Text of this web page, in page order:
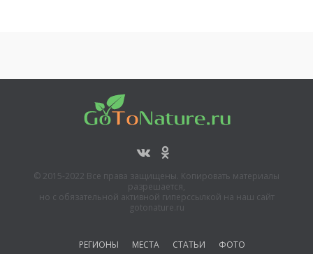
© 2015-2022 Все права защищены. Копировать материалы
разрешается,
но с обязательной активной гиперссылкой на наш сайт
gotonature.ru
РЕГИОНЫ МЕСТА СТАТЬИ ФОТО